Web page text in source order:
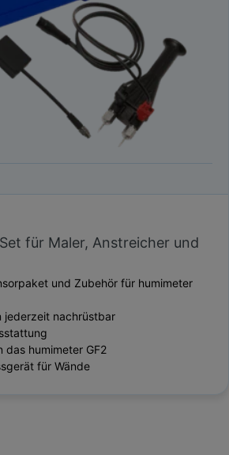
für Maler, Anstreicher und
und Zubehör für humimeter
jederzeit nachrüstbar
das humimeter GF2
für Wände